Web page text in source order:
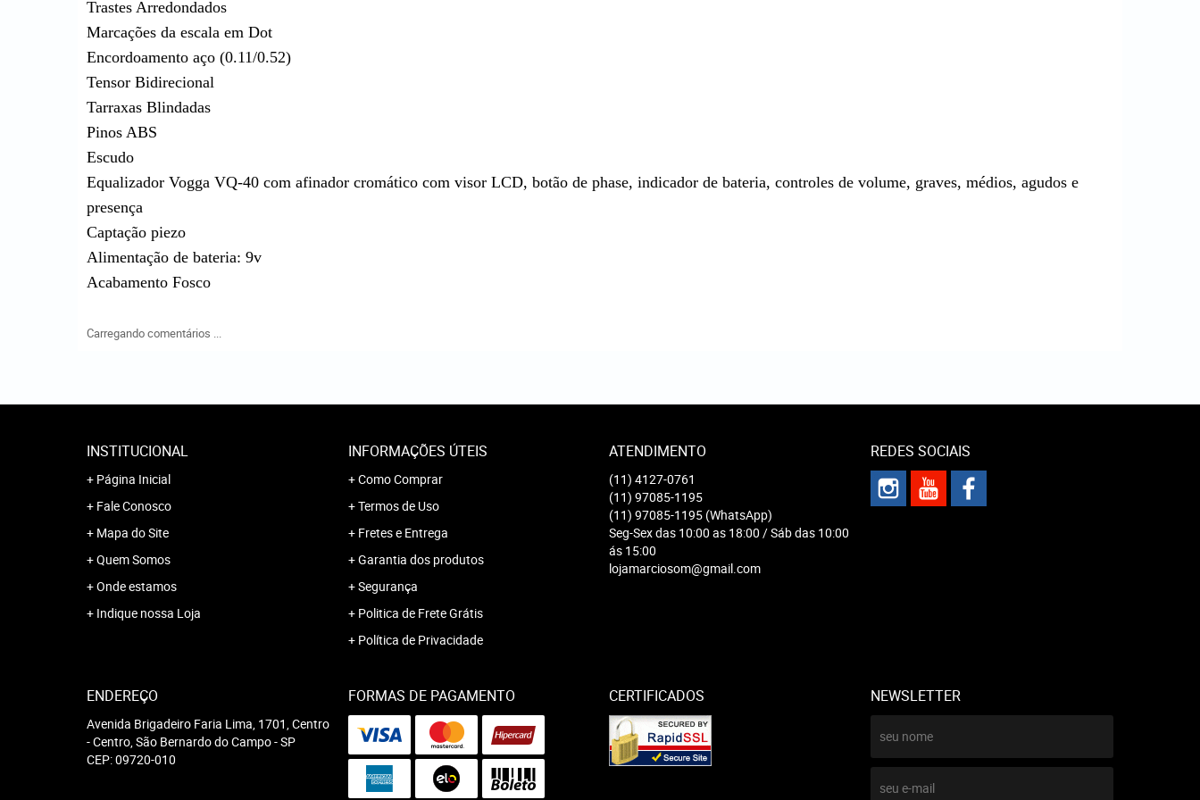
Trastes Arredondados
Marcações da escala em Dot
Encordoamento aço (0.11/0.52)
Tensor Bidirecional
Tarraxas Blindadas
Pinos ABS
Escudo
Equalizador Vogga VQ-40 com afinador cromático com visor LCD, botão de phase, indicador de bateria, controles de volume, graves, médios, agudos e
presença
Captação piezo
Alimentação de bateria: 9v
Acabamento Fosco
Carregando comentários ...
INSTITUCIONAL
Página Inicial
Fale Conosco
Mapa do Site
Quem Somos
Onde estamos
Indique nossa Loja
INFORMAÇÕES ÚTEIS
Como Comprar
Termos de Uso
Fretes e Entrega
Garantia dos produtos
Segurança
Politica de Frete Grátis
Política de Privacidade
ATENDIMENTO
(11) 4127-0761
(11) 97085-1195
(11) 97085-1195 (WhatsApp)
Seg-Sex das 10:00 as 18:00 / Sáb das 10:00
ás 15:00
lojamarciosom@gmail.com
REDES SOCIAIS
ENDEREÇO
Avenida Brigadeiro Faria Lima, 1701, Centro
-Centro, São Bernardo do Campo-SP
CEP: 09720-010
FORMAS DE PAGAMENTO CERTIFICADOS NEWSLETTER